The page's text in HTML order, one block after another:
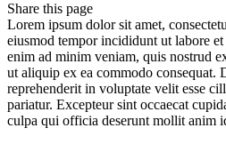
Share this page
Lorem ipsum dolor sit amet,
eiusmod tempor incididunt ut labore
enim ad minim veniam, quis nostrud
ut aliquip ex ea commodo consequat.
reprehenderit in voluptate velit esse
pariatur. Excepteur sint occaecat
culpa qui officia deserunt mollit anim